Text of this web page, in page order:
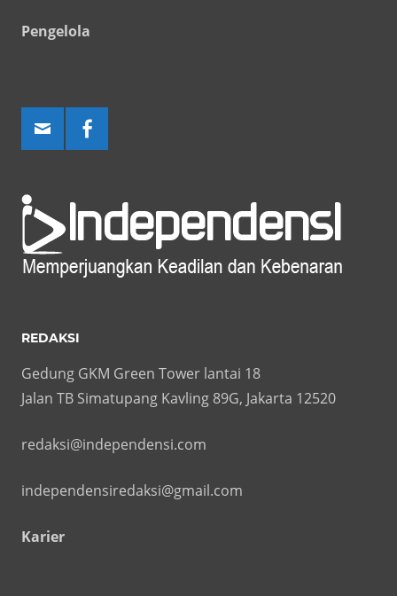
Pengelola
REDAKSI
Gedung GKM Green Tower lantai 18
Jalan TB Simatupang Kavling 89G, Jakarta 12520
redaksi@independensi.com
independensiredaksi@gmail.com
Karier